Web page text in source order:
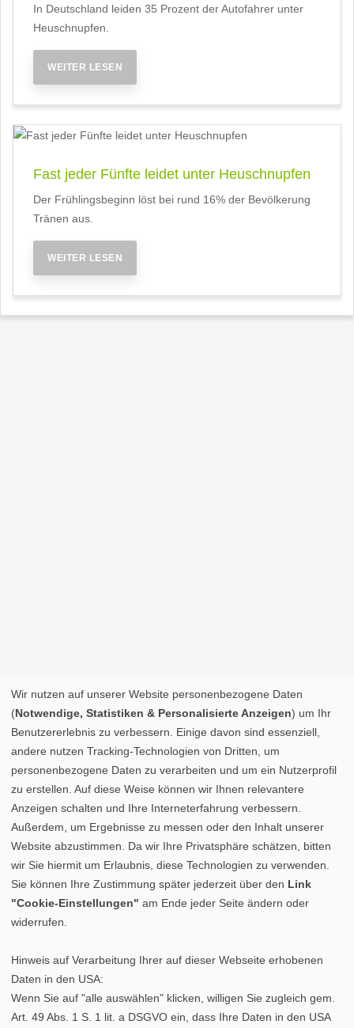
In Deutschland leiden 35 Prozent der Autofahrer unter
Heuschnupfen.
WEITER LESEN
Fast jeder Fünfte leidet unter Heuschnupfen
Der Frühlingsbeginn löst bei rund 16% der Bevölkerung
Tränen aus.
WEITER LESEN
Wir nutzen auf unserer Website personenbezogene Daten
(Notwendige, Statistiken & Personalisierte Anzeigen) um Ihr
Benutzererlebnis zu verbessern. Einige davon sind essenziell,
andere nutzen Tracking-Technologien von Dritten, um
personenbezogene Daten zu verarbeiten und um ein Nutzerprofil
zu erstellen. Auf diese Weise können wir Ihnen relevantere
Anzeigen schalten und Ihre Interneterfahrung verbessern.
Außerdem, um Ergebnisse zu messen oder den Inhalt unserer
Website abzustimmen. Da wir Ihre Privatsphäre schätzen, bitten
wir Sie hiermit um Erlaubnis, diese Technologien zu verwenden.
Sie können Ihre Zustimmung später jederzeit über den Link
"Cookie-Einstellungen" am Ende jeder Seite ändern oder
widerrufen.
Hinweis auf Verarbeitung Ihrer auf dieser Webseite erhobenen
Daten in den USA:
Wenn Sie auf "alle auswählen" klicken, willigen Sie zugleich gem.
Art. 49 Abs. 1 S. 1 lit. a DSGVO ein, dass Ihre Daten in den USA